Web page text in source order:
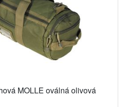
MOLLE oválná olivová